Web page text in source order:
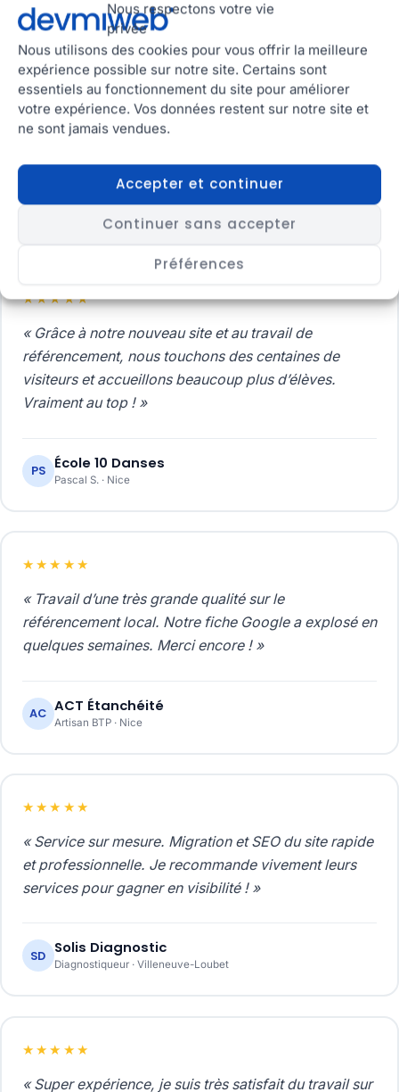
Nous respectons votre vie
privée
Nous utilisons des cookies pour vous offrir la meilleure
expérience possible sur notre site. Certains sont
essentiels au fonctionnement du site pour améliorer
votre expérience. Vos données restent sur notre site et
ne sont jamais vendues.
Accepter et continuer
Continuer sans accepter
Préférences
Demandes de contact qualifiées
grâce au SEO local
AVIS CLIENTS VÉRIFIÉS
Ils ont gagné en visibilité
grâce àleur référencement
★★★★★
« Grâce à notre nouveau site et au travail de
référencement, nous touchons des centaines de
visiteurs et accueillons beaucoup plus d’élèves.
Vraiment au top ! »
PS École 10 Danses
Pascal S. · Nice
★★★★★
« Travail d’une très grande qualité sur le
référencement local. Notre fiche Google a explosé en
quelques semaines. Merci encore ! »
AC ACT Étanchéité
Artisan BTP · Nice
★★★★★
« Service sur mesure. Migration et SEO du site rapide
et professionnelle. Je recommande vivement leurs
services pour gagner en visibilité ! »
SD Solis Diagnostic
Diagnostiqueur · Villeneuve-Loubet
★★★★★
« Super expérience, je suis très satisfait du travail sur